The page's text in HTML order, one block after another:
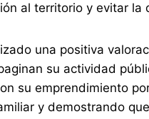
al territorio y evitar la
una positiva
su actividad
su emprendimiento
y demostrando